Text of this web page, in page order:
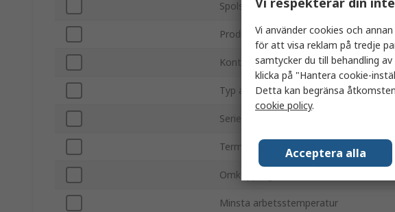
Spolspänning
Produkttyp
Kontaktkonfiguration
Typ av fäste
Serie
Terminaltyp
Omkopplingsström
Minsta arbetsstemperatur
Vi använder cookies och
för att visa reklam på tredje
samtycker du till behandling
klicka på "Hantera cookie-
Detta kan begränsa
cookie policy.
Acceptera alla